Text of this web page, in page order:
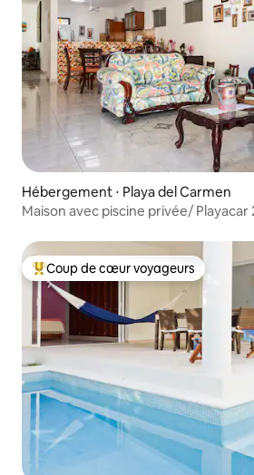
Hébergement ⋅ Playa del Carmen
Coups de cœur voyageurs les plus
Coup de cœur voyageurs